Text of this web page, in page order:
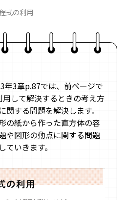
式の利用
年3章p.87では、前ページで
して解決するときの考え方
する問題を解決します。
の紙から作った直方体の容
や図形の動点に関する問題
いきます。